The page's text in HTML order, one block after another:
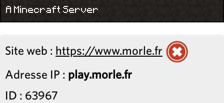
A Minecraft Server
Site web : https://www.morle.fr
Adresse IP : play.morle.fr
ID : 63967